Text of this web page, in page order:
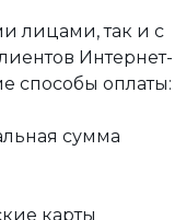
лицами, так и с
Интернет-
способы оплаты:
сумма
карты